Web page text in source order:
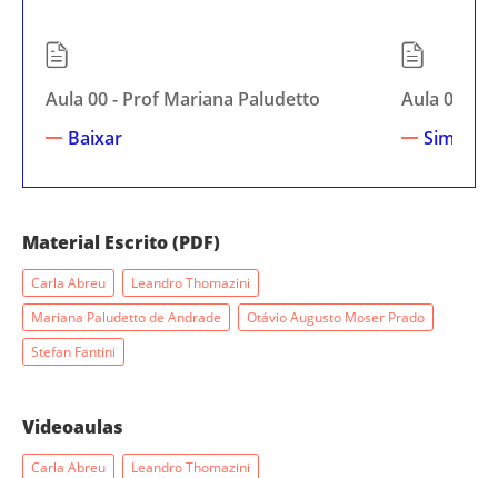
Aula 00 - Prof Mariana Paludetto
Baixar
Aula 00 -
Material Escrito (PDF)
Carla Abreu
Leandro Thomazini
Mariana Paludetto de Andrade
Otávio Augusto Moser Prado
Stefan Fantini
Videoaulas
Carla Abreu
Leandro Thomazini